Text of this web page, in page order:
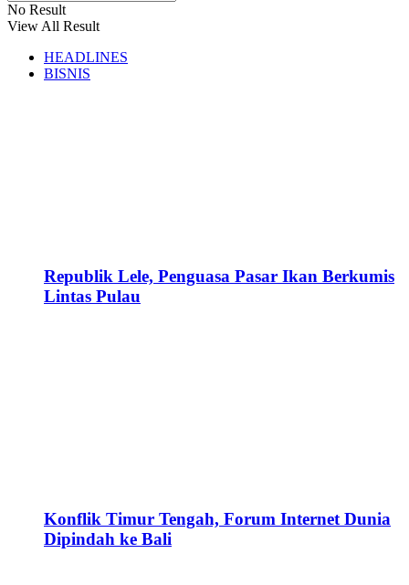
No Result
View All Result
HEADLINES
BISNIS
Republik Lele, Penguasa Pasar Ikan Berkumis
Lintas Pulau
Konflik Timur Tengah, Forum Internet Dunia
Dipindah ke Bali